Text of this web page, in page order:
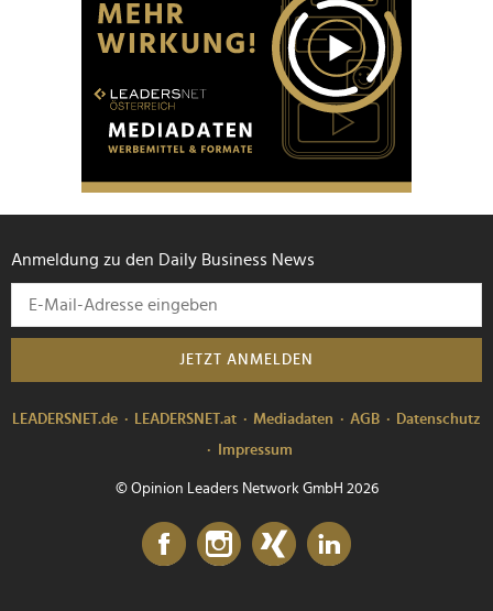
Anmeldung zu den Daily Business News
JETZT ANMELDEN
LEADERSNET.de LEADERSNET.at Mediadaten AGB
Datenschutz
Impressum
© Opinion Leaders Network GmbH 2026